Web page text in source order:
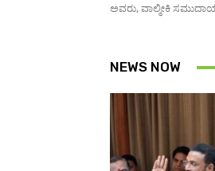
ಅವರು, ವಾಲ್ಮೀಕಿ
NEWS NOW